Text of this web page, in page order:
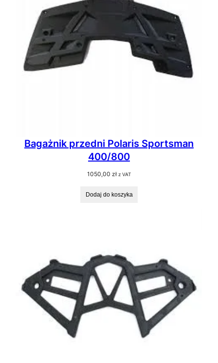
Bagażnik przedni Polaris Sportsman
400/800
1050,00 zł z VAT
Dodaj do koszyka